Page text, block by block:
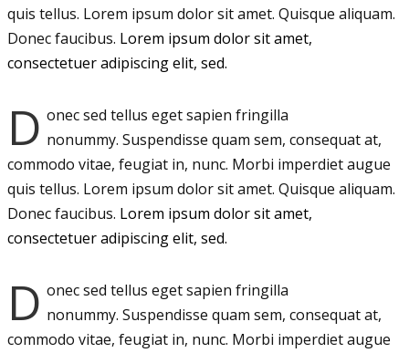
quis tellus. Lorem ipsum dolor sit amet. Quisque aliquam.
Donec faucibus. Lorem ipsum dolor sit amet,
consectetuer adipiscing elit, sed.
D onec sed tellus eget sapien fringilla
nonummy. Suspendisse quam sem, consequat at,
commodo vitae, feugiat in, nunc. Morbi imperdiet augue
quis tellus. Lorem ipsum dolor sit amet. Quisque aliquam.
Donec faucibus. Lorem ipsum dolor sit amet,
consectetuer adipiscing elit, sed.
D onec sed tellus eget sapien fringilla
nonummy. Suspendisse quam sem, consequat at,
commodo vitae, feugiat in, nunc. Morbi imperdiet augue